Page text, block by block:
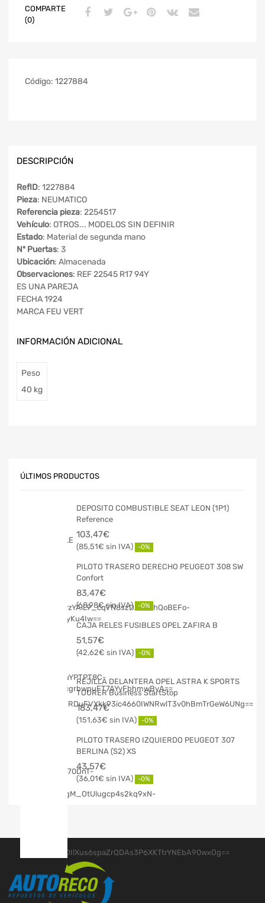
COMPARTE
(0)
Código: 1227884
DESCRIPCIÓN
RefID: 1227884
Pieza: NEUMATICO
Referencia pieza: 2254517
Vehículo: OTROS... MODELOS SIN DEFINIR
Estado: Material de segunda mano
Nº Puertas: 3
Ubicación: Almacenada
Observaciones: REF 22545 R17 94Y
ES UNA PAREJA
FECHA 1924
MARCA FEU VERT
INFORMACIÓN ADICIONAL
Peso
40 kg
ÚLTIMOS PRODUCTOS
DEPOSITO COMBUSTIBLE SEAT LEON (1P1)
Reference
103,47€
85,51€ -0%
PILOTO TRASERO DERECHO PEUGEOT 308 SW
Confort
83,47€
68,98€ -0%
CAJA RELES FUSIBLES OPEL ZAFIRA B
51,57€
42,62€ -0%
REJILLA DELANTERA OPEL ASTRA K SPORTS
TOURER Business StartStop
183,47€
151,63€ -0%
PILOTO TRASERO IZQUIERDO PEUGEOT 307
BERLINA (S2) XS
43,57€
36,01€ -0%